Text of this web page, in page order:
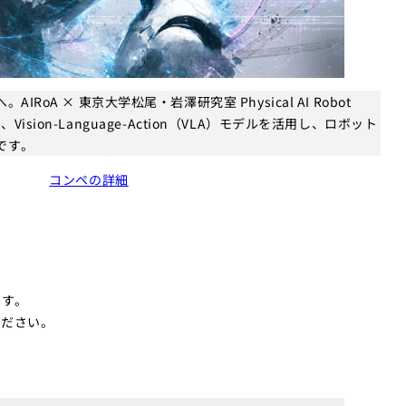
。AIRoA × 東京大学松尾・岩澤研究室 Physical AI Robot
Vision-Language-Action（VLA）モデルを活用し、ロボット
。
コンペの詳細
。
さい。